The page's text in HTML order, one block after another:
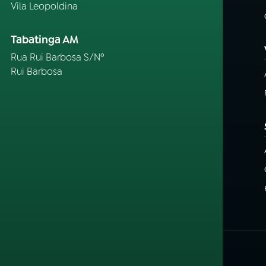
Vila Leopoldina
Tabatinga AM
Rua Rui Barbosa S/Nº
Rui Barbosa